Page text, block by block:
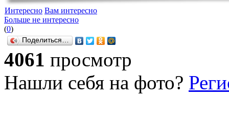
Интересно Вам интересно
Больше не интересно
(0)
Поделиться…
4061 просмотр
Нашли себя на фото?